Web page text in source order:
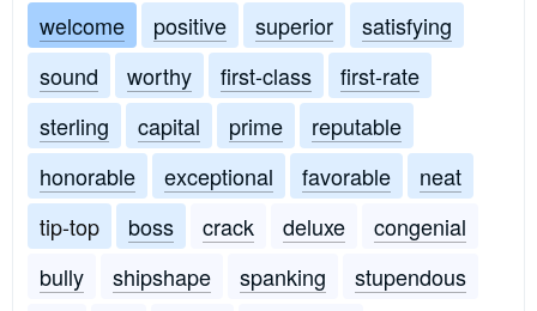
welcome
positive superior
satisfying
sound
worthy first-class
first-rate
sterling
capital prime
reputable
honorable
exceptional favorable
neat
tip-top
boss crack deluxe
congenial
bully
shipshape spanking
stupendous